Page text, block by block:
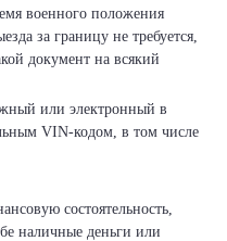
военного положения
за границу не требуется,
документ на всякий
или электронный в
VIN-кодом, в том числе
состоятельность,
наличные деньги или